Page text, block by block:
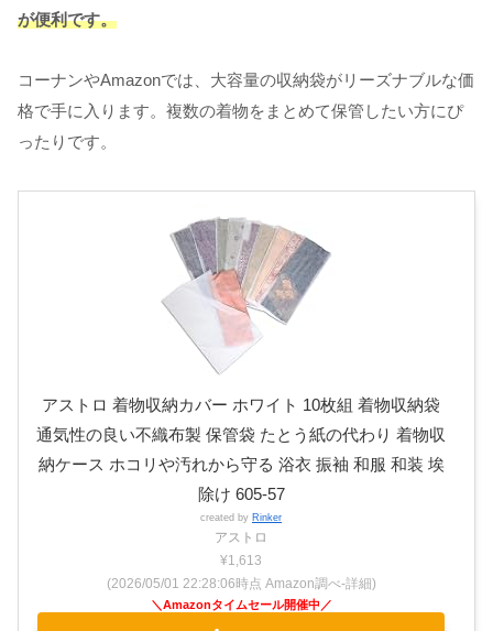
が便利です。
コーナンやAmazonでは、大容量の収納袋がリーズナブルな価
格で手に入ります。複数の着物をまとめて保管したい方にぴ
ったりです。
アストロ 着物収納カバー ホワイト 10枚組 着物収納袋
通気性の良い不織布製 保管袋 たとう紙の代わり 着物収
納ケース ホコリや汚れから守る 浴衣 振袖 和服 和装 埃
除け 605-57
created by Rinker
アストロ
¥1,613
(2026/05/01 22:28:06時点 Amazon調べ-詳細)